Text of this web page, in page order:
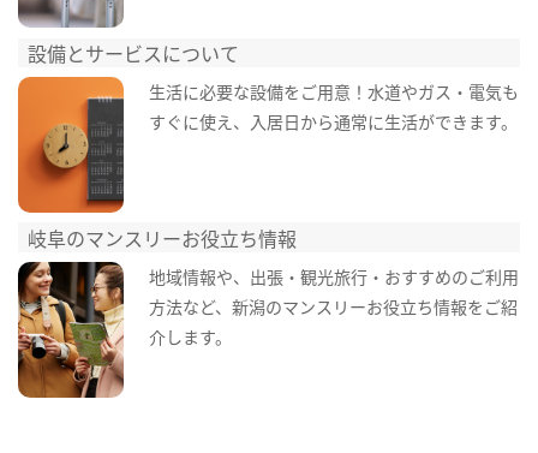
設備とサービスについて
生活に必要な設備をご用意！水道やガス・電気も
すぐに使え、入居日から通常に生活ができます。
岐阜のマンスリーお役立ち情報
地域情報や、出張・観光旅行・おすすめのご利用
方法など、新潟のマンスリーお役立ち情報をご紹
介します。